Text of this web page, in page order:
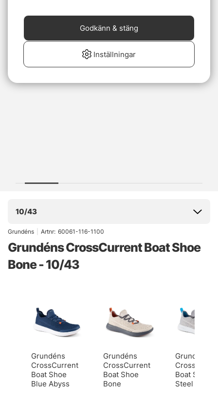
10/43
Grundéns Artnr: 60061-116-1100
Grundéns CrossCurrent Boat Shoe
Bone - 10/43
Grundéns
CrossCurrent
Boat Shoe
Blue Abyss
Grundéns
CrossCurrent
Boat Shoe
Bone
Grundéns
Boat Shoe
Steel Grey
Inställningar
Godkänn & stäng